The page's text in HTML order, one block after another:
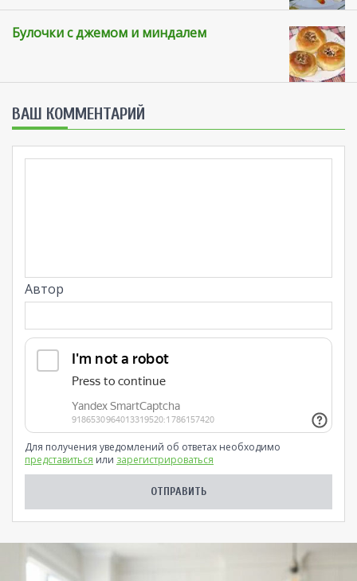
Булочки с джемом и миндалем
ВАШ КОММЕНТАРИЙ
Автор
Для получения уведомлений об ответах необходимо
представиться или зарегистрироваться